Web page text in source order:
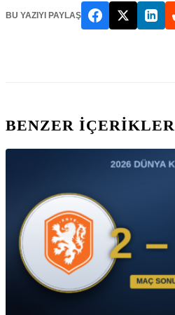
BU YAZIYI PAYLAŞ
BENZER IÇERIKLER